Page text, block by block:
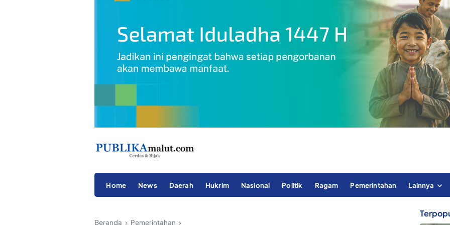
Home News Daerah Hukrim Nasional Politik Ragam Pemerintahan Lainnya
Beranda Pemerintahan